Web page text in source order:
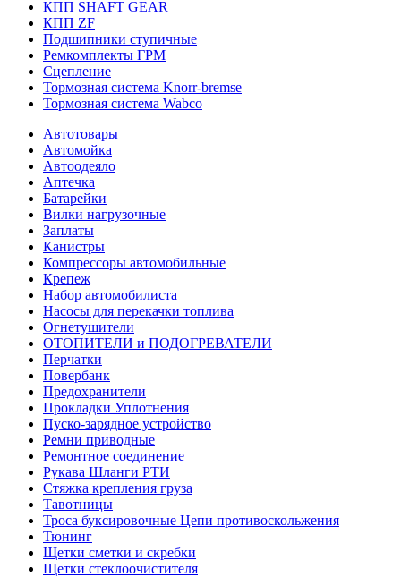
КПП SHAFT GEAR
КПП ZF
Подшипники ступичные
Ремкомплекты ГРМ
Сцепление
Тормозная система Knorr-bremse
Тормозная система Wabco
Автотовары
Автомойка
Автоодеяло
Аптечка
Батарейки
Вилки нагрузочные
Заплаты
Канистры
Компрессоры автомобильные
Крепеж
Набор автомобилиста
Насосы для перекачки топлива
Огнетушители
ОТОПИТЕЛИ и ПОДОГРЕВАТЕЛИ
Перчатки
Повербанк
Предохранители
Прокладки Уплотнения
Пуско-зарядное устройство
Ремни приводные
Ремонтное соединение
Рукава Шланги РТИ
Стяжка крепления груза
Тавотницы
Троса буксировочные Цепи противоскольжения
Тюнинг
Щетки сметки и скребки
Щетки стеклоочистителя